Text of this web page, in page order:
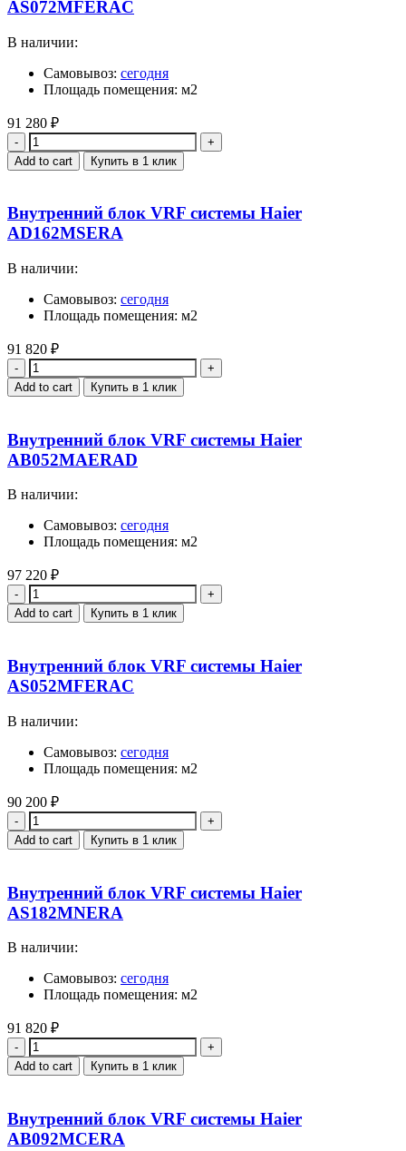
AS072MFERAC
В наличии:
Самовывоз: сегодня
Площадь помещения: м2
91 280 ₽
Quantity
Add to cart Купить в 1 клик
Внутренний блок VRF системы Haier
AD162MSERA
В наличии:
Самовывоз: сегодня
Площадь помещения: м2
91 820 ₽
Quantity
Add to cart Купить в 1 клик
Внутренний блок VRF системы Haier
AB052MAERAD
В наличии:
Самовывоз: сегодня
Площадь помещения: м2
97 220 ₽
Quantity
Add to cart Купить в 1 клик
Внутренний блок VRF системы Haier
AS052MFERAC
В наличии:
Самовывоз: сегодня
Площадь помещения: м2
90 200 ₽
Quantity
Add to cart Купить в 1 клик
Внутренний блок VRF системы Haier
AS182MNERA
В наличии:
Самовывоз: сегодня
Площадь помещения: м2
91 820 ₽
Quantity
Add to cart Купить в 1 клик
Внутренний блок VRF системы Haier
AB092MCERA